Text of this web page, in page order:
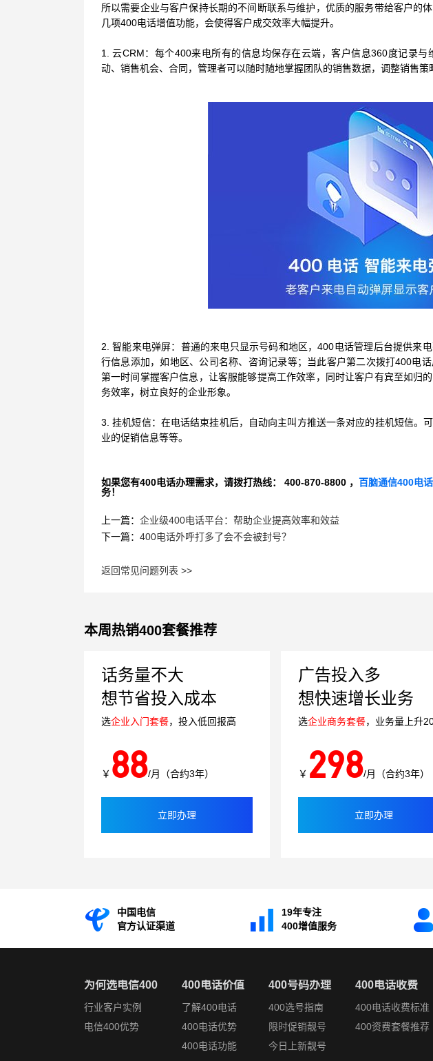
所以需要企业与客户保持长期的不间断联系与维护，优质的服务带给客户的
几项400电话增值功能，会使得客户成交效率大幅提升。
1. 云CRM：每个400来电所有的信息均保存在云端，客户信息360度记录
动、销售机会、合同，管理者可以随时随地掌握团队的销售数据，调整销售策
2. 智能来电弹屏：普通的来电只显示号码和地区，400电话管理后台提供来
行信息添加，如地区、公司名称、咨询记录等；当此客户第二次拨打400电
第一时间掌握客户信息，让客服能够提高工作效率，同时让客户有宾至如归
务效率，树立良好的企业形象。
3. 挂机短信：在电话结束挂机后，自动向主叫方推送一条对应的挂机短信。
业的促销信息等等。
如果您有400电话办理需求，请拨打热线： 400-870-8800 ， 百脑通信400电
务！
上一篇： 企业级400电话平台：帮助企业提高效率和效益
下一篇： 400电话外呼打多了会不会被封号？
返回常见问题列表 >>
本周热销400套餐推荐
话务量不大
想节省投入成本
选企业入门套餐，投入低回报高
￥ 88/月（合约3年）
立即办理
广告投入多
想快速增长业务
选企业商务套餐，业务量上升
￥ 298/月（合约3年）
立即办理
中国电信
官方认证渠道
19年专注
400增值服务
为何选电信400
行业客户实例
电信400优势
400电话价值
了解400电话
400电话优势
400电话功能
400号码办理
400选号指南
限时促销靓号
今日上新靓号
400电话收费
400电话收费标准
400资费套餐推荐